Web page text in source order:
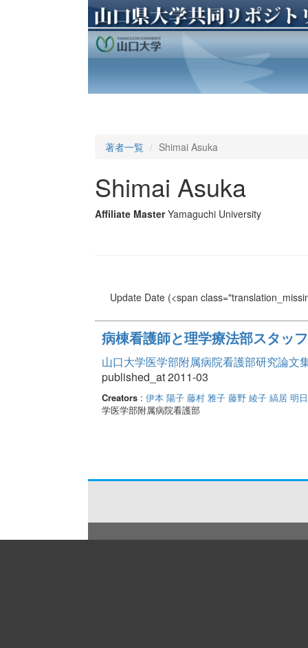
著者一覧 Shimai Asuka
Shimai Asuka
Affiliate Master Yamaguchi University
Update Date(<span
病棟看護師と理学療法部スタッ
山口大学医学部附属病院看護部研究論文
published_at 2011-03
Creators: 伊本 陽子 藤村 雅子 藤野 綾子 縞居 明
学医学部附属病院看護部